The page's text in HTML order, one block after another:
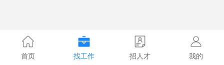
首页 找工作 招人才 我的